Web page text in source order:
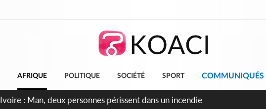
AFRIQUE POLITIQUE SOCIÉTÉ SPORT COMMUNIQUÉS
: Séileu, la célébration de la fête nationale transformée en vaste